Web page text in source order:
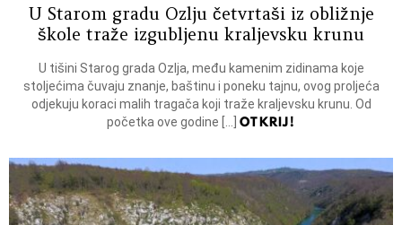
U Starom gradu Ozlju četvrtaši iz obližnje
škole traže izgubljenu kraljevsku krunu
U tišini Starog grada Ozlja, među kamenim zidinama koje
stoljećima čuvaju znanje, baštinu i poneku tajnu, ovog proljeća
odjekuju koraci malih tragača koji traže kraljevsku krunu. Od
početka ove godine […] OTKRIJ!